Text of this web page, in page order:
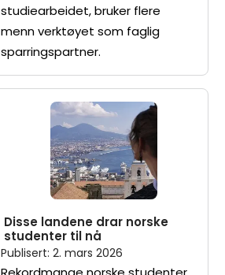
studiearbeidet, bruker flere
menn verktøyet som faglig
sparringspartner.
Disse landene drar norske
studenter til nå
Publisert: 2. mars 2026